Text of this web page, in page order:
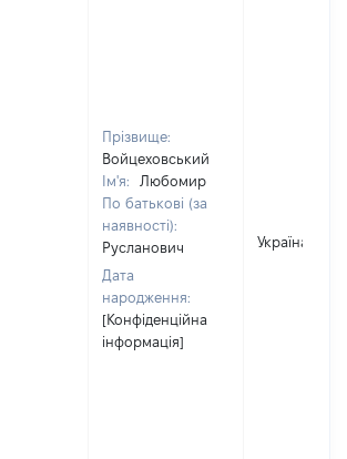
Прізвище:
Войцеховський
Ім'я:
Любомир
По батькові (за
наявності):
Русланович
Дата
народження:
[Конфіденційна
інформація]
Україна